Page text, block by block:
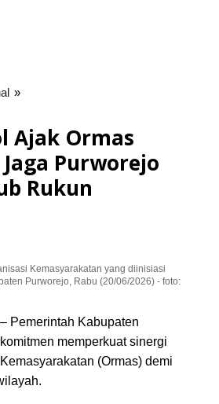
»
Ormas
Komitmen
Jaga
Purworejo
Tetap
Ajak Ormas
Purworejo
Rukun
Kemasyarakatan yang diinisiasi
Purworejo, Rabu (20/06/2026) - foto:
Pemerintah Kabupaten
memperkuat sinergi
(Ormas) demi